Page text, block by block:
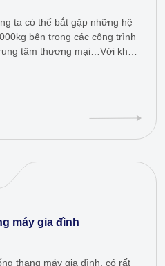
ta có thể bắt gặp những hệ
bên trong các công trình
tâm thương mại…Với khả
máy gia đình
thang máy gia đình, có rất